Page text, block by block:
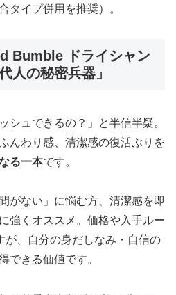
タイプ併用を推奨）。
Bumble ドライシャン
人の秘密兵器」
シュできるの？」と半信半疑。
んわり感、清潔感の復活ぶりを
る一本です。
がない」に悩む方、清潔感を即
強くオススメ。価格や入手ルー
が、自分の身だしなみ・自信の
できる価値です。